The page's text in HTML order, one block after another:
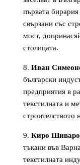
първата
свързани със
мост,
столицата.
Иван
български
предприятия в
текстилната и
строителството
Киро
тъкани във
текстилната